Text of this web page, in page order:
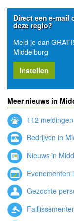
Direct een e-mail
deze regio?
Meld je dan
Middelburg
Instellen
Meer nieuws in
112
Bedrijven in
Nieuws in
Evenementen
Gezochte